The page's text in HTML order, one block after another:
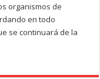
organismos de
en todo
se continuará de la